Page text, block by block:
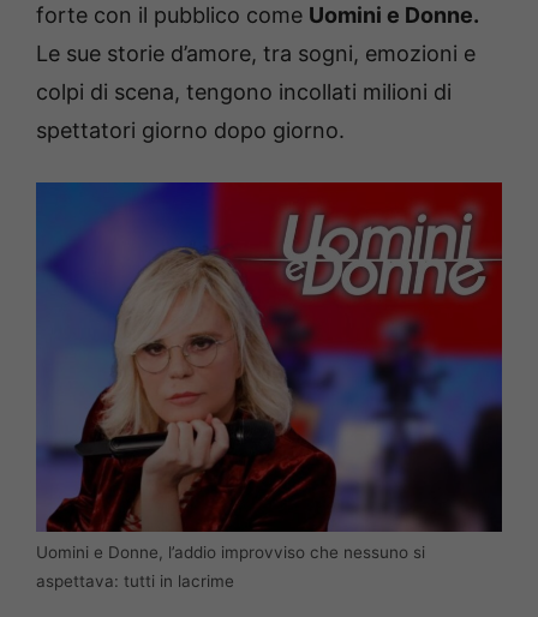
forte con il pubblico come Uomini e Donne.
Le sue storie d’amore, tra sogni, emozioni e
colpi di scena, tengono incollati milioni di
spettatori giorno dopo giorno.
Uomini e Donne, l’addio improvviso che nessuno si
aspettava: tutti in lacrime